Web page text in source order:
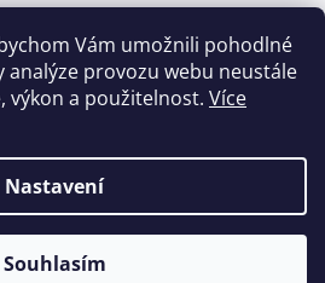
Vám umožnili pohodlné
analýze provozu webu neustále
výkon a použitelnost. Více
Nastavení
Souhlasím
Vytvořil Shoptet
s.r.o.. Všechna práva vyhrazena.
nastavení cookies